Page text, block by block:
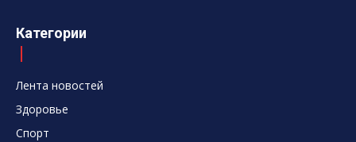
Категории
Лента новостей
Здоровье
Спорт